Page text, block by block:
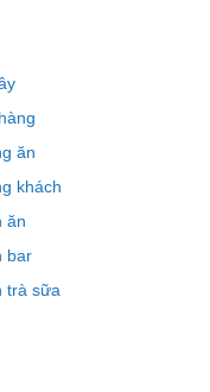
ăn
khách
ăn
bar
trà sữa